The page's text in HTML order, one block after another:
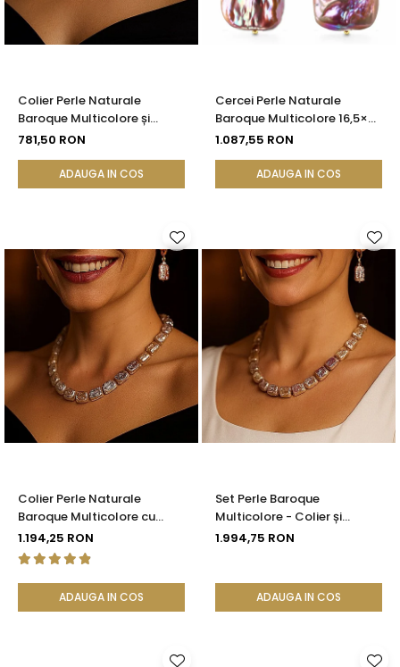
Colier Perle Naturale
Baroque Multicolore și
Închizătoare Argint 925 |
781,50 RON
ADAUGA IN COS
Cercei Perle Naturale
Baroque Multicolore 16,5×25
mm, Aur 14K (aur 585),
1.087,55 RON
ADAUGA IN COS
Colier Perle Naturale
Baroque Multicolore cu
Închizătoare Aur 14K (aur
585) | KASKADDA®
1.194,25 RON
ADAUGA IN COS
Set Perle Baroque
Multicolore - Colier și
Cercei, Aur Galben 14K |
1.994,75 RON
ADAUGA IN COS